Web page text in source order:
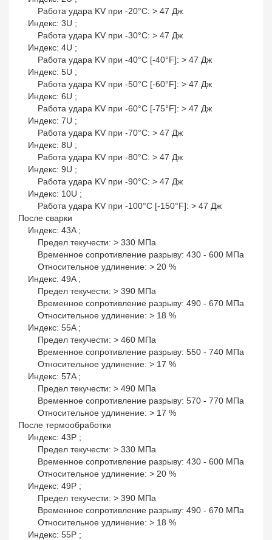
Работа удара KV при -20°С: > 47 Дж
Индекс: 3U ;
Работа удара KV при -30°С: > 47 Дж
Индекс: 4U ;
Работа удара KV при -40°С [-40°F]: > 47 Дж
Индекс: 5U ;
Работа удара KV при -50°С [-60°F]: > 47 Дж
Индекс: 6U ;
Работа удара KV при -60°С [-75°F]: > 47 Дж
Индекс: 7U ;
Работа удара KV при -70°C: > 47 Дж
Индекс: 8U ;
Работа удара KV при -80°С: > 47 Дж
Индекс: 9U ;
Работа удара KV при -90°С: > 47 Дж
Индекс: 10U ;
Работа удара KV при -100°С [-150°F]: > 47 Дж
После сварки
Индекс: 43A ;
Предел текучести: > 330 МПа
Временное сопротивление разрыву: 430 - 600 МПа
Относительное удлинение: > 20 %
Индекс: 49A ;
Предел текучести: > 390 МПа
Временное сопротивление разрыву: 490 - 670 МПа
Относительное удлинение: > 18 %
Индекс: 55A ;
Предел текучести: > 460 МПа
Временное сопротивление разрыву: 550 - 740 МПа
Относительное удлинение: > 17 %
Индекс: 57A ;
Предел текучести: > 490 МПа
Временное сопротивление разрыву: 570 - 770 МПа
Относительное удлинение: > 17 %
После термообработки
Индекс: 43P ;
Предел текучести: > 330 МПа
Временное сопротивление разрыву: 430 - 600 МПа
Относительное удлинение: > 20 %
Индекс: 49P ;
Предел текучести: > 390 МПа
Временное сопротивление разрыву: 490 - 670 МПа
Относительное удлинение: > 18 %
Индекс: 55P ;